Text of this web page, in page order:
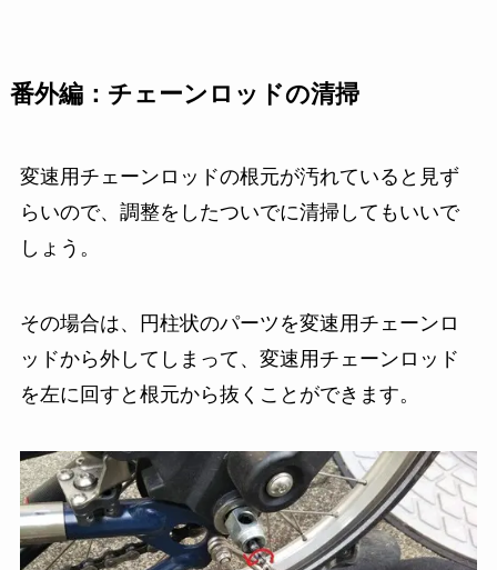
番外編：チェーンロッドの清掃
変速用チェーンロッドの根元が汚れていると見ず
らいので、調整をしたついでに清掃してもいいで
しょう。
その場合は、円柱状のパーツを変速用チェーンロ
ッドから外してしまって、変速用チェーンロッド
を左に回すと根元から抜くことができます。